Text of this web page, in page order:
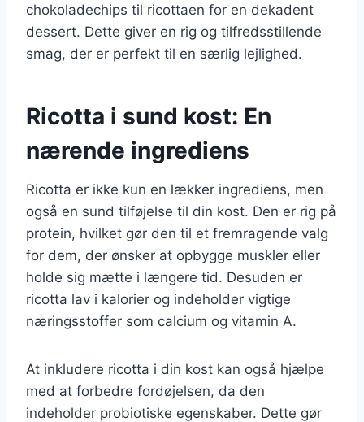
chokoladechips til ricottaen for en dekadent
dessert. Dette giver en rig og tilfredsstillende
smag, der er perfekt til en særlig lejlighed.
Ricotta i sund kost: En
nærende ingrediens
Ricotta er ikke kun en lækker ingrediens, men
også en sund tilføjelse til din kost. Den er rig på
protein, hvilket gør den til et fremragende valg
for dem, der ønsker at opbygge muskler eller
holde sig mætte i længere tid. Desuden er
ricotta lav i kalorier og indeholder vigtige
næringsstoffer som calcium og vitamin A.
At inkludere ricotta i din kost kan også hjælpe
med at forbedre fordøjelsen, da den
indeholder probiotiske egenskaber. Dette gør